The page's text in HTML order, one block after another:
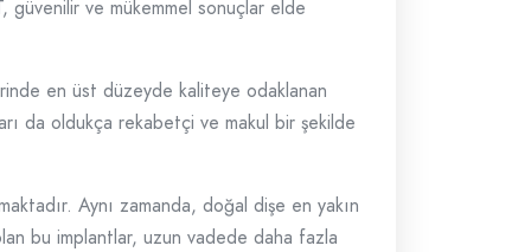
güvenilir ve mükemmel sonuçlar elde
en üst düzeyde kaliteye odaklanan
da oldukça rekabetçi ve makul bir şekilde
Aynı zamanda, doğal dişe en yakın
bu implantlar, uzun vadede daha fazla